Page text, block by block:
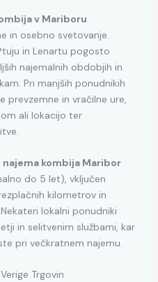
v Mariboru
in osebno svetovanje.
in Lenartu pogosto
najemalnih obdobjih in
Pri manjših ponudnikih
prevzemne in vračilne ure,
ali lokacijo ter
najema kombija Maribor
do 5 let), vključen
kilometrov in
lokalni ponudniki
in selitvenim službami, kar
pri večkratnem najemu.
Trgovin